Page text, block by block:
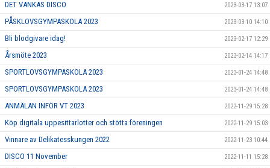
DET VANKAS DISCO 2023-03-17 13:07
PÅSKLOVSGYMPASKOLA 2023 2023-03-10 14:10
Bli blodgivare idag! 2023-02-17 12:29
Årsmöte 2023 2023-02-14 14:17
SPORTLOVSGYMPASKOLA 2023 2023-01-24 14:48
SPORTLOVSGYMPASKOLA 2023 2023-01-24 14:48
ANMÄLAN INFÖR VT 2023 2022-11-29 15:28
Köp digitala uppesittarlotter och stötta föreningen 2022-11-29 15:03
Vinnare av Delikatesskungen 2022 2022-11-23 10:44
DISCO 11 November 2022-11-11 15:28